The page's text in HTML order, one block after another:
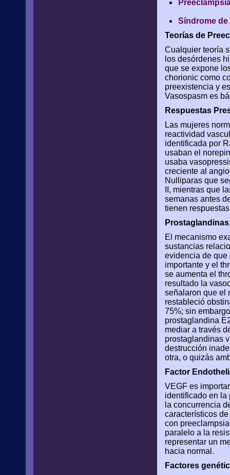
Síndrome
Teorías de
Cualquier teoría
los desórdenes
que se expone
chorionic como
preexistencia y
Vasospasm es
Respuestas
Las mujeres
reactividad
identificada por
usaban el
usaba
creciente al
Nulliparas que
II, mientras que
semanas antes
tienen
El mecanismo
sustancias
evidencia de que
importante y el
se aumenta el
resultado la
señalaron que el
restableció
75%; sin
prostaglandina
mediar a través
prostaglandinas
destrucción
otra, o quizás
Factor
VEGF es
identificado en la
la concurrencia
característicos
con
paralelo a la
representar un
hacia normal.
Factores